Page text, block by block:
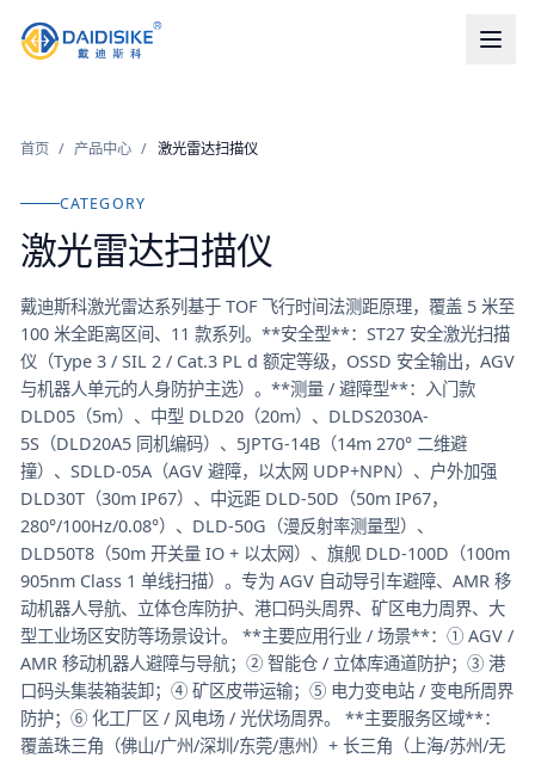
首页 / 产品中心 / 激光雷达扫描仪
CATEGORY
激光雷达扫描仪
戴迪斯科激光雷达系列基于 TOF 飞行时间法测距原理，覆盖 5 米至
100 米全距离区间、11 款系列。**安全型**：ST27 安全激光扫描
仪（Type 3 / SIL 2 / Cat.3 PL d 额定等级，OSSD 安全输出，AGV
与机器人单元的人身防护主选）。**测量 / 避障型**：入门款
DLD05（5m）、中型 DLD20（20m）、DLDS2030A-
5S（DLD20A5 同机编码）、5JPTG-14B（14m 270° 二维避
撞）、SDLD-05A（AGV 避障，以太网 UDP+NPN）、户外加强
DLD30T（30m IP67）、中远距 DLD-50D（50m IP67，
280°/100Hz/0.08°）、DLD-50G（漫反射率测量型）、
DLD50T8（50m 开关量 IO + 以太网）、旗舰 DLD-100D（100m
905nm Class 1 单线扫描）。专为 AGV 自动导引车避障、AMR 移
动机器人导航、立体仓库防护、港口码头周界、矿区电力周界、大
型工业场区安防等场景设计。 **主要应用行业 / 场景**：① AGV /
AMR 移动机器人避障与导航；② 智能仓 / 立体库通道防护；③ 港
口码头集装箱装卸；④ 矿区皮带运输；⑤ 电力变电站 / 变电所周界
防护；⑥ 化工厂区 / 风电场 / 光伏场周界。 **主要服务区域**：
覆盖珠三角（佛山/广州/深圳/东莞/惠州）+ 长三角（上海/苏州/无